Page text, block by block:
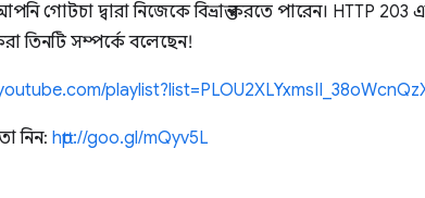
গোটচা দ্বারা নিজেকে বিভ্রান্ত করতে পারেন। HTTP 203
তিনটি সম্পর্কে বলেছেন!
নিন: http://goo.gl/mQyv5L